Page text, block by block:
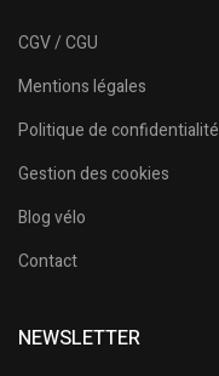
CGV / CGU
Mentions légales
Politique de confidentialité
Gestion des cookies
Blog vélo
Contact
NEWSLETTER